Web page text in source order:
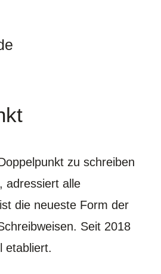
zu schreiben
adressiert alle
die neueste Form der
Seit 2018
etabliert.